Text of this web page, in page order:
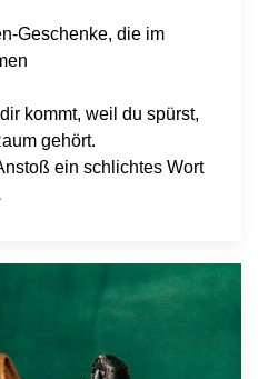
Geschenke, die im
kommt, weil du spürst,
gehört.
ein schlichtes Wort